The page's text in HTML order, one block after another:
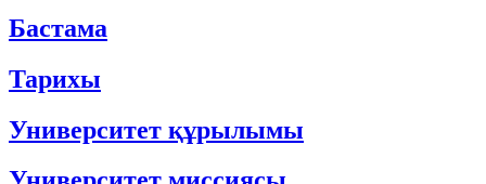
Бастама
Тарихы
Университет құрылымы